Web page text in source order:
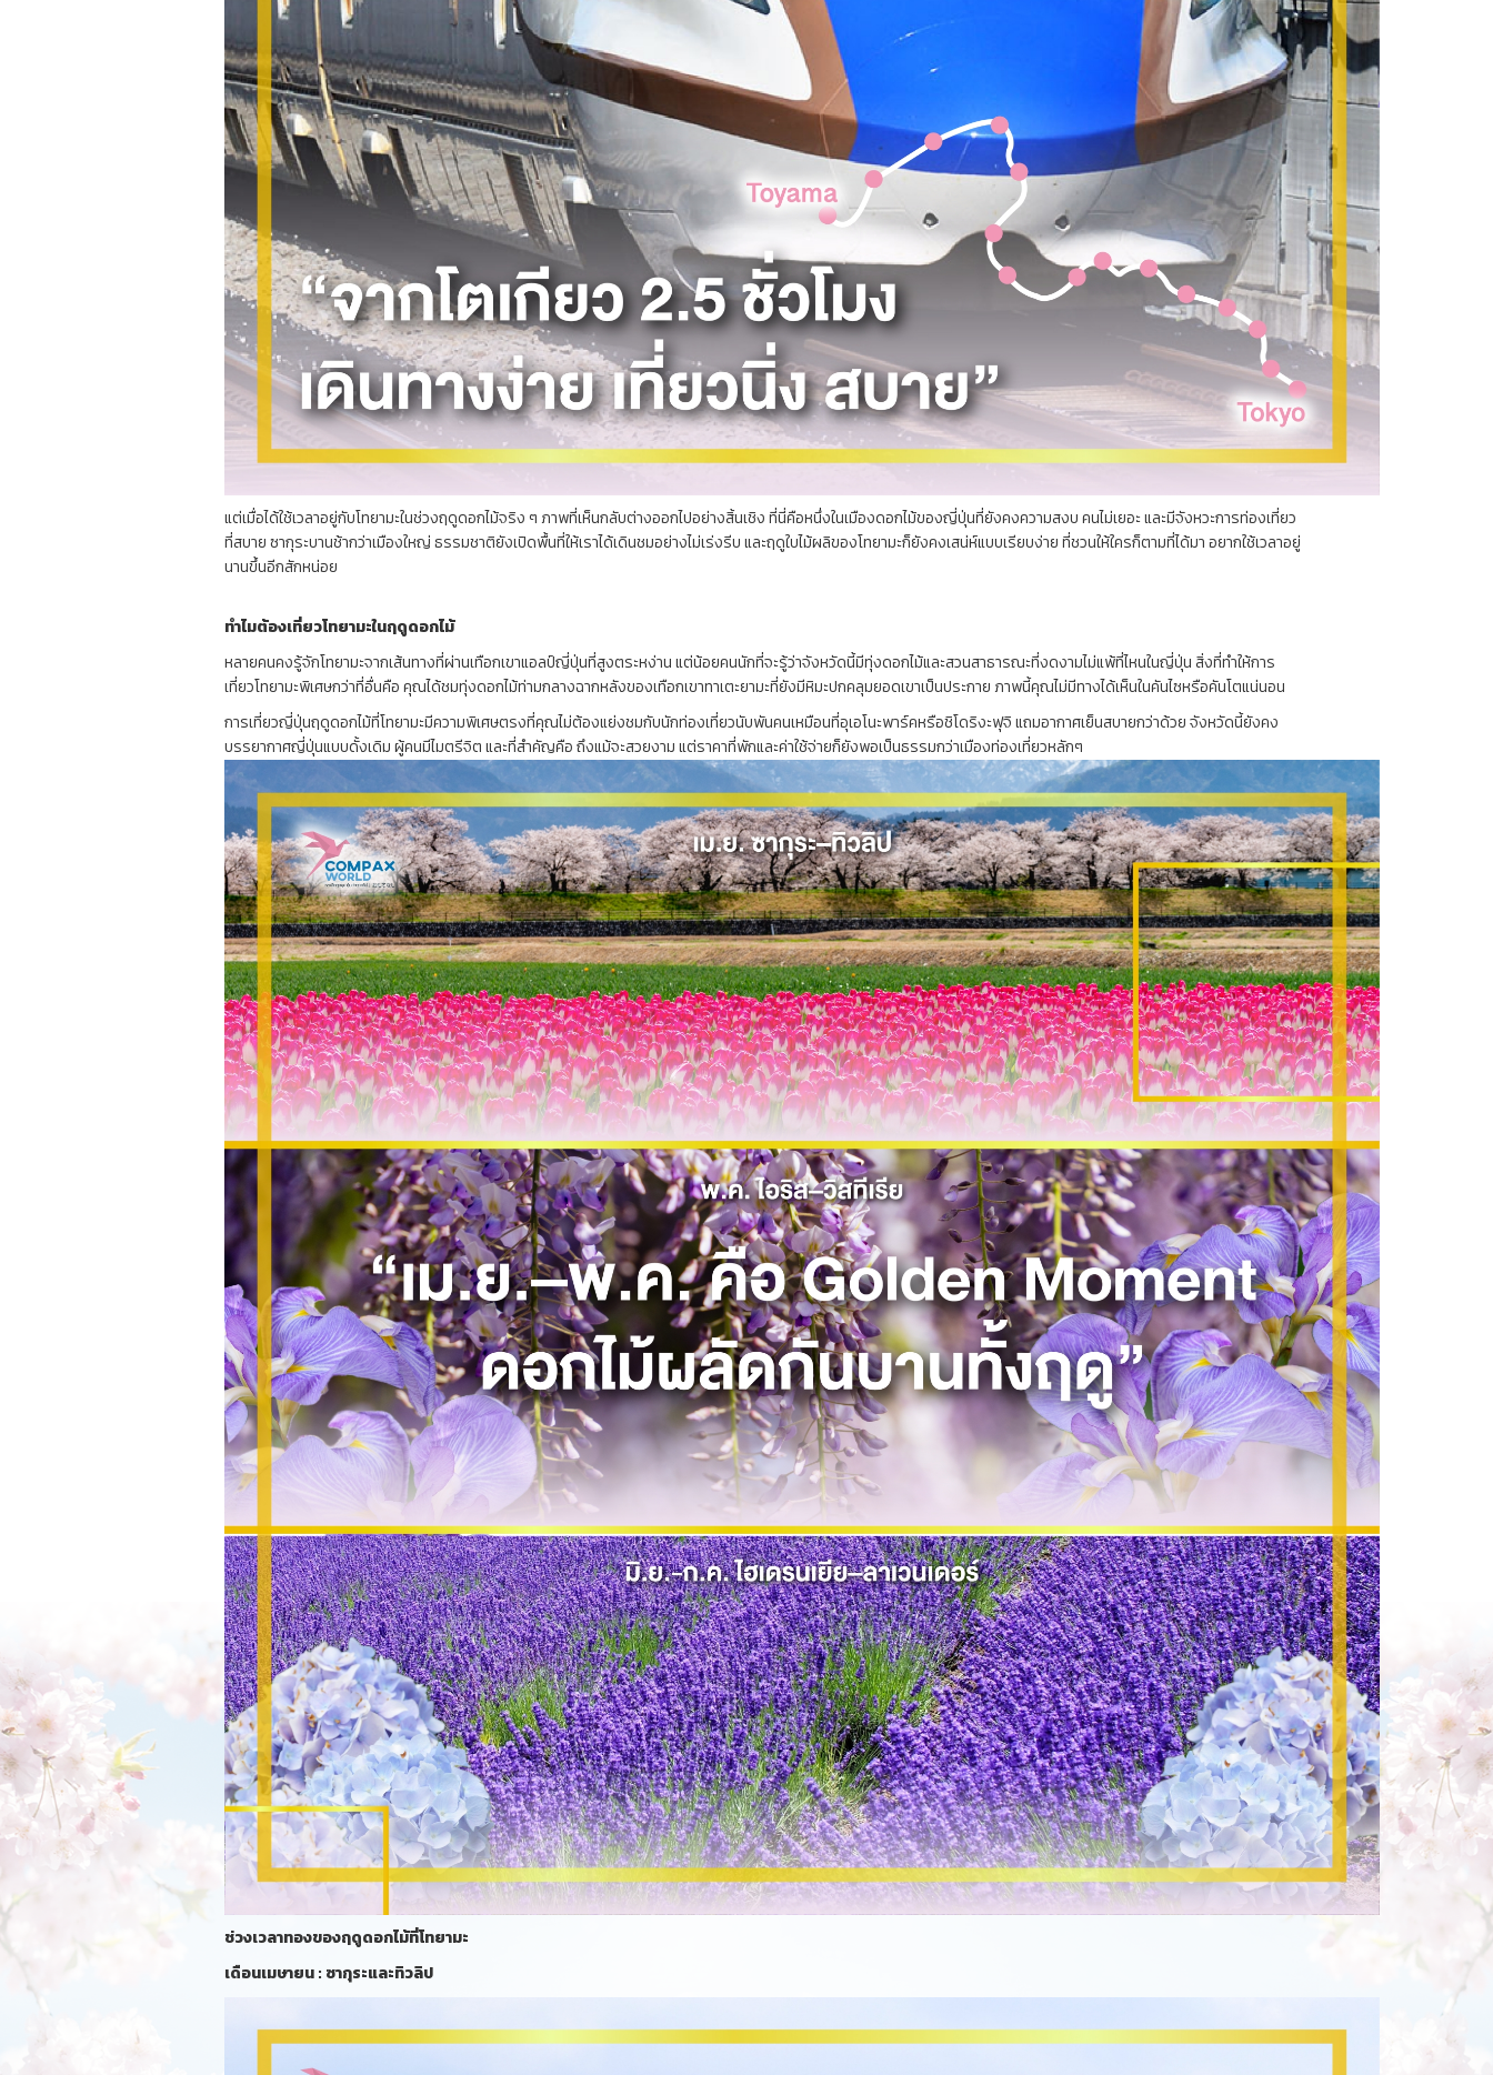
แต่เมื่อได้ใช้เวลาอยู่กับโทยามะในช่วงฤดูดอกไม้จริง ๆ ภาพที่เห็นกลับต่างออกไปอย่างสิ้นเชิง ที่นี่คือหนึ่งในเมืองดอกไม้ของญี่ปุ่นที่ยังคงความสงบ คนไม่เยอะ และมีจังหวะการท่องเที่ยว
ที่สบาย ซากุระบานช้ากว่าเมืองใหญ่ ธรรมชาติยังเปิดพื้นที่ให้เราได้เดินชมอย่างไม่เร่งรีบ และฤดูใบไม้ผลิของโทยามะก็ยังคงเสน่ห์แบบเรียบง่าย ที่ชวนให้ใครก็ตามที่ได้มา อยากใช้เวลาอยู่
นานขึ้นอีกสักหน่อย
ทำไมต้องเที่ยวโทยามะในฤดูดอกไม้
หลายคนคงรู้จักโทยามะจากเส้นทางที่ผ่านเทือกเขาแอลป์ญี่ปุ่นที่สูงตระหง่าน แต่น้อยคนนักที่จะรู้ว่าจังหวัดนี้มีทุ่งดอกไม้และสวนสาธารณะที่งดงามไม่แพ้ที่ไหนในญี่ปุ่น สิ่งที่ทำให้การ
เที่ยวโทยามะพิเศษกว่าที่อื่นคือ คุณได้ชมทุ่งดอกไม้ท่ามกลางฉากหลังของเทือกเขาทาเตะยามะที่ยังมีหิมะปกคลุมยอดเขาเป็นประกาย ภาพนี้คุณไม่มีทางได้เห็นในคันไซหรือคันโตแน่นอน
การเที่ยวญี่ปุ่นฤดูดอกไม้ที่โทยามะมีความพิเศษตรงที่คุณไม่ต้องแย่งชมกับนักท่องเที่ยวนับพันคนเหมือนที่อุเอโนะพาร์คหรือชิโดริงะฟุจิ แถมอากาศเย็นสบายกว่าด้วย จังหวัดนี้ยังคง
บรรยากาศญี่ปุ่นแบบดั้งเดิม ผู้คนมีไมตรีจิต และที่สำคัญคือ ถึงแม้จะสวยงาม แต่ราคาที่พักและค่าใช้จ่ายก็ยังพอเป็นธรรมกว่าเมืองท่องเที่ยวหลักๆ
ช่วงเวลาทองของฤดูดอกไม้ที่โทยามะ
เดือนเมษายน : ซากุระและทิวลิป